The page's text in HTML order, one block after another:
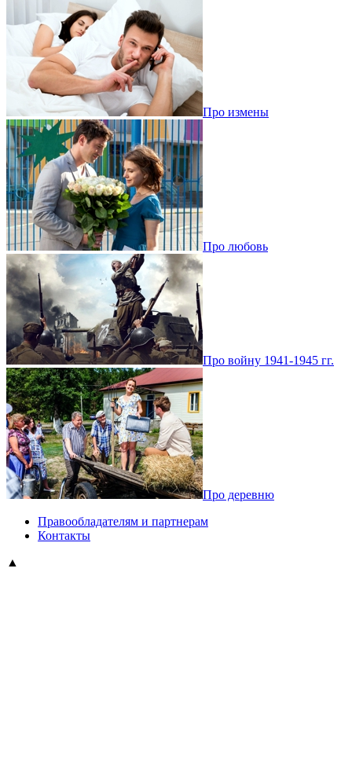
Про измены
Про любовь
Про войну 1941-1945 гг.
Про деревню
Правообладателям и партнерам
Контакты
▲